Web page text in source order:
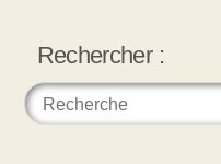
Rechercher :